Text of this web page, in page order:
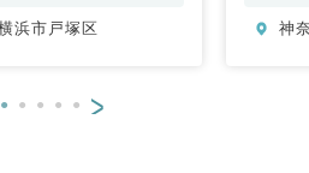
呼吸器内科、消化器内
器外科、乳腺外科
浜市戸塚区 神
>